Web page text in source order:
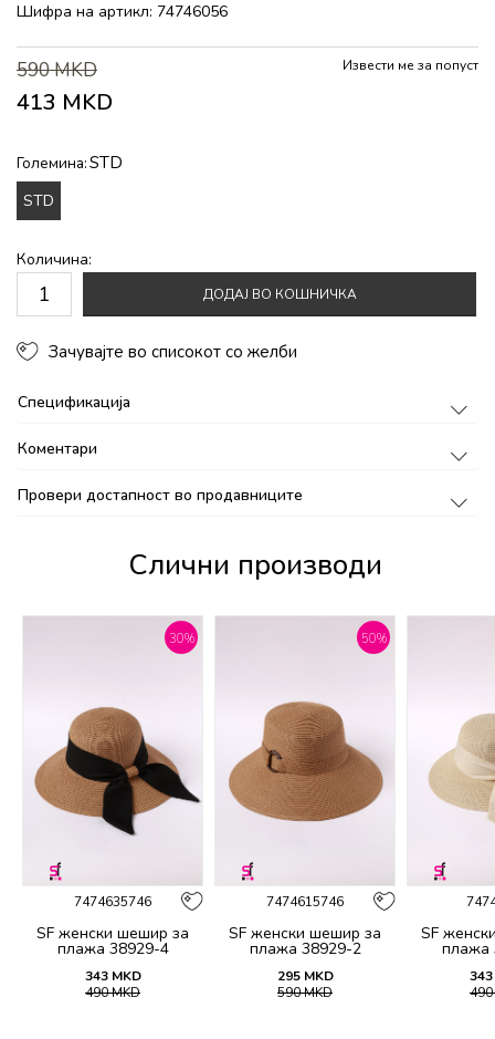
Шифра на артикл: 74746056
590MKD
413 MKD
Извести ме за попуст
Големина:STD
STD
Количина:
ДОДАЈ ВО КОШНИЧКА
Зачувајте во списокот со желби
Спецификација
Коментари
Провери достапност во продавниците
Слични производи
30%
7474635746
SF женски шешир за
плажа 38929-4
343 MKD
490MKD
50%
7474615746
SF женски шешир за
плажа 38929-2
295 MKD
590MKD
SF
плажа
343
490